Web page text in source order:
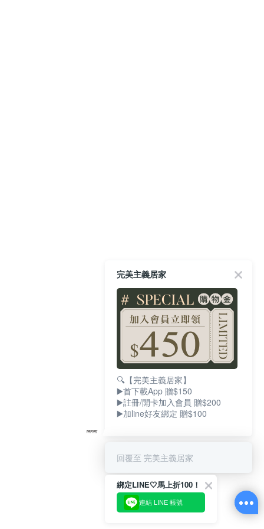
完美主義居家
🔍【完美主義居家】
▶️首下載App 贈$150
▶️註冊/開卡加入會員 贈$200
▶️加line好友綁定 贈$100
回覆至 完美主義居家
綁定LINE🤍馬上折100！
連結 LINE 帳號